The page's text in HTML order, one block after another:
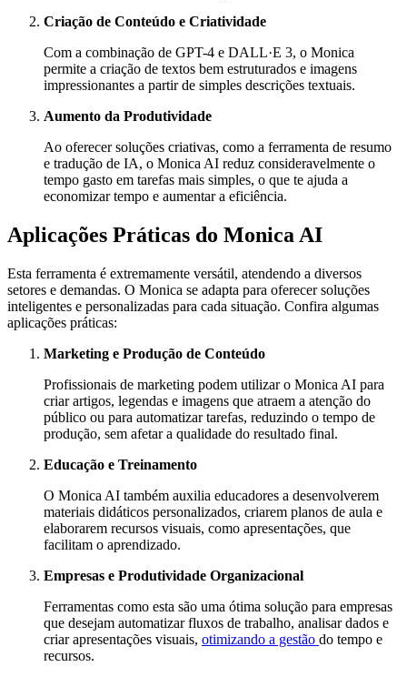
Criação de Conteúdo e Criatividade
Com a combinação de GPT-4 e DALL·E 3, o Monica
permite a criação de textos bem estruturados e imagens
impressionantes a partir de simples descrições textuais.
Aumento da Produtividade
Ao oferecer soluções criativas, como a ferramenta de resumo
e tradução de IA, o Monica AI reduz consideravelmente o
tempo gasto em tarefas mais simples, o que te ajuda a
economizar tempo e aumentar a eficiência.
Aplicações Práticas do Monica AI
Esta ferramenta é extremamente versátil, atendendo a diversos
setores e demandas. O Monica se adapta para oferecer soluções
inteligentes e personalizadas para cada situação. Confira algumas
aplicações práticas:
Marketing e Produção de Conteúdo
Profissionais de marketing podem utilizar o Monica AI para
criar artigos, legendas e imagens que atraem a atenção do
público ou para automatizar tarefas, reduzindo o tempo de
produção, sem afetar a qualidade do resultado final.
Educação e Treinamento
O Monica AI também auxilia educadores a desenvolverem
materiais didáticos personalizados, criarem planos de aula e
elaborarem recursos visuais, como apresentações, que
facilitam o aprendizado.
Empresas e Produtividade Organizacional
Ferramentas como esta são uma ótima solução para empresas
que desejam automatizar fluxos de trabalho, analisar dados e
criar apresentações visuais, otimizando a gestão do tempo e
recursos.